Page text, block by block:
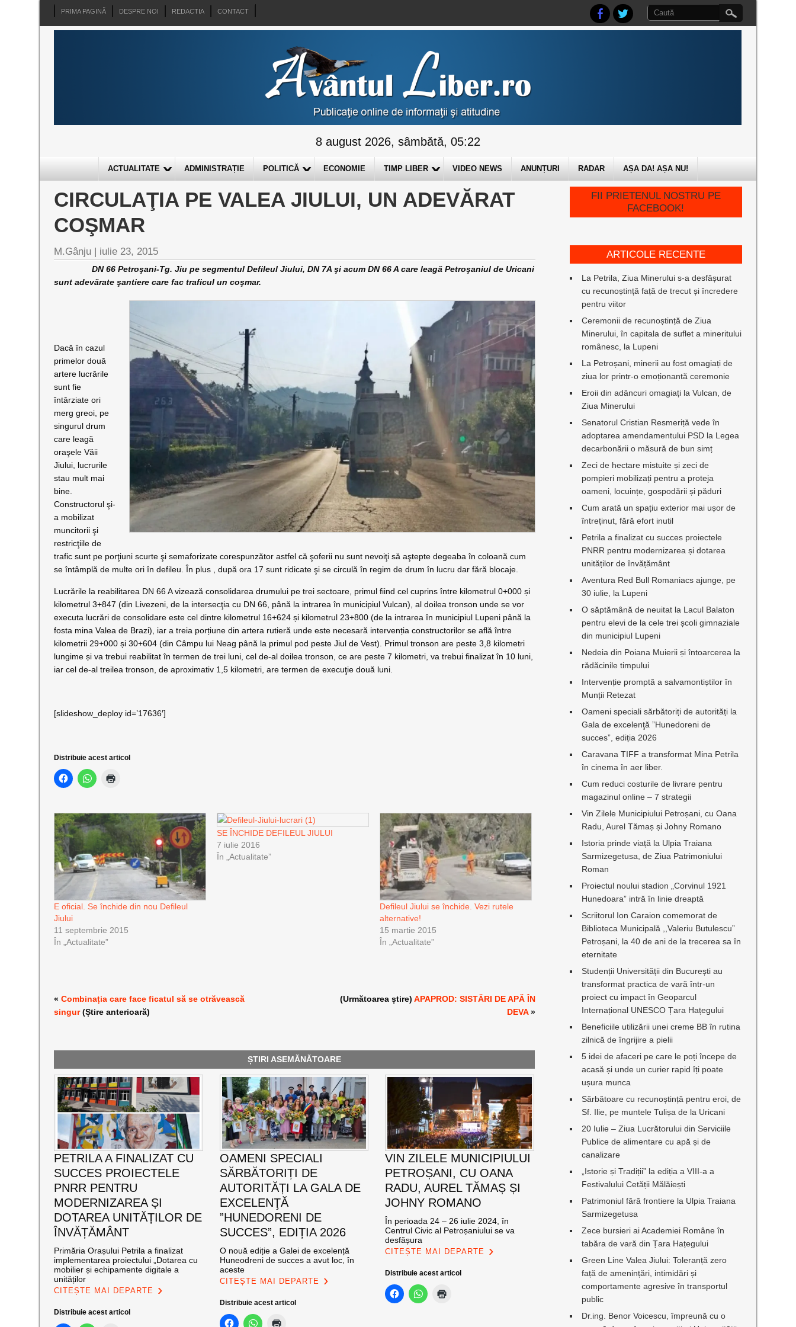
PRIMA PAGINĂ DESPRE NOI REDACTIA CONTACT
8 august 2026, sâmbătă, 05:22
ACTUALITATE ADMINISTRAȚIE POLITICĂ ECONOMIE TIMP LIBER VIDEO NEWS ANUNȚURI RADAR AȘA DA! AȘA NU!
CIRCULAŢIA PE VALEA JIULUI, UN ADEVĂRAT
COŞMAR
M.Gânju | iulie 23, 2015
DN 66 Petroşani-Tg. Jiu pe segmentul Defileul Jiului, DN 7A şi acum DN 66 A care leagă Petroşaniul de Uricani
sunt adevărate şantiere care fac traficul un coşmar.
Dacă în cazul
primelor două
artere lucrările
sunt fie
întârziate ori
merg greoi, pe
singurul drum
care leagă
oraşele Văii
Jiului, lucrurile
stau mult mai
bine.
Constructorul şi-
a mobilizat
muncitorii şi
restricţiile de
trafic sunt pe porţiuni scurte şi semaforizate corespunzător astfel că şoferii nu sunt nevoiţi să aştepte degeaba în coloană cum
se întâmplă de multe ori în defileu. În plus , după ora 17 sunt ridicate şi se circulă în regim de drum în lucru dar fără blocaje.
Lucrările la reabilitarea DN 66 A vizează consolidarea drumului pe trei sectoare, primul fiind cel cuprins între kilometrul 0+000 și
kilometrul 3+847 (din Livezeni, de la intersecţia cu DN 66, până la intrarea în municipiul Vulcan), al doilea tronson unde se vor
executa lucrări de consolidare este cel dintre kilometrul 16+624 și kilometrul 23+800 (de la intrarea în municipiul Lupeni până la
fosta mina Valea de Brazi), iar a treia porțiune din artera rutieră unde este necesară intervenția constructorilor se află între
kilometrii 29+000 și 30+604 (din Câmpu lui Neag până la primul pod peste Jiul de Vest). Primul tronson are peste 3,8 kilometri
lungime și va trebui reabilitat în termen de trei luni, cel de-al doilea tronson, ce are peste 7 kilometri, va trebui finalizat în 10 luni,
iar cel de-al treilea tronson, de aproximativ 1,5 kilometri, are termen de execuţie două luni.
[slideshow_deploy id=’17636′]
Distribuie acest articol
E oficial. Se închide din nou Defileul
Jiului
11 septembrie 2015
În „Actualitate”
SE ÎNCHIDE DEFILEUL JIULUI
7 iulie 2016
În „Actualitate”
Defileul Jiului se închide. Vezi rutele
alternative!
15 martie 2015
În „Actualitate”
«Combinația care face ficatul să se otrăvească
singur(Știre anterioară)
(Următoarea știre)APAPROD: SISTĂRI DE APĂ ÎN
DEVA»
ȘTIRI ASEMĂNĂTOARE
PETRILA A FINALIZAT CU
SUCCES PROIECTELE
PNRR PENTRU
MODERNIZAREA ȘI
DOTAREA UNITĂȚILOR DE
ÎNVĂȚĂMÂNT
Primăria Orașului Petrila a finalizat
implementarea proiectului „Dotarea cu
mobilier și echipamente digitale a
unităților
CITEȘTE MAI DEPARTE
Distribuie acest articol
OAMENI SPECIALI
SĂRBĂTORIȚI DE
AUTORITĂȚI LA GALA DE
EXCELENŢĂ
”HUNEDORENI DE
SUCCES”, EDIȚIA 2026
O nouă ediție a Galei de excelență
Huneodreni de succes a avut loc, în
aceste
CITEȘTE MAI DEPARTE
Distribuie acest articol
VIN ZILELE MUNICIPIULUI
PETROȘANI, CU OANA
RADU, AUREL TĂMAȘ ȘI
JOHNY ROMANO
În perioada 24 – 26 iulie 2024, în
Centrul Civic al Petroșaniului se va
desfășura
CITEȘTE MAI DEPARTE
Distribuie acest articol
FII PRIETENUL NOSTRU PE
FACEBOOK!
ARTICOLE RECENTE
La Petrila, Ziua Minerului s-a desfășurat
cu recunoștință față de trecut și încredere
pentru viitor
Ceremonii de recunoștință de Ziua
Minerului, în capitala de suflet a mineritului
românesc, la Lupeni
La Petroșani, minerii au fost omagiați de
ziua lor printr-o emoționantă ceremonie
Eroii din adâncuri omagiați la Vulcan, de
Ziua Minerului
Senatorul Cristian Resmeriță vede în
adoptarea amendamentului PSD la Legea
decarbonării o măsură de bun simț
Zeci de hectare mistuite și zeci de
pompieri mobilizați pentru a proteja
oameni, locuințe, gospodării și păduri
Cum arată un spațiu exterior mai ușor de
întreținut, fără efort inutil
Petrila a finalizat cu succes proiectele
PNRR pentru modernizarea și dotarea
unităților de învățământ
Aventura Red Bull Romaniacs ajunge, pe
30 iulie, la Lupeni
O săptămână de neuitat la Lacul Balaton
pentru elevi de la cele trei școli gimnaziale
din municipiul Lupeni
Nedeia din Poiana Muierii și întoarcerea la
rădăcinile timpului
Intervenție promptă a salvamontiștilor în
Munții Retezat
Oameni speciali sărbătoriți de autorități la
Gala de excelenţă ”Hunedoreni de
succes”, ediția 2026
Caravana TIFF a transformat Mina Petrila
în cinema în aer liber.
Cum reduci costurile de livrare pentru
magazinul online – 7 strategii
Vin Zilele Municipiului Petroșani, cu Oana
Radu, Aurel Tămaș și Johny Romano
Istoria prinde viață la Ulpia Traiana
Sarmizegetusa, de Ziua Patrimoniului
Roman
Proiectul noului stadion „Corvinul 1921
Hunedoara” intră în linie dreaptă
Scriitorul Ion Caraion comemorat de
Biblioteca Municipală ,,Valeriu Butulescu”
Petroșani, la 40 de ani de la trecerea sa în
eternitate
Studenții Universității din București au
transformat practica de vară într-un
proiect cu impact în Geoparcul
Internațional UNESCO Țara Hațegului
Beneficiile utilizării unei creme BB în rutina
zilnică de îngrijire a pielii
5 idei de afaceri pe care le poți începe de
acasă și unde un curier rapid îți poate
ușura munca
Sărbătoare cu recunoștință pentru eroi, de
Sf. Ilie, pe muntele Tulișa de la Uricani
20 Iulie – Ziua Lucrătorului din Serviciile
Publice de alimentare cu apă și de
canalizare
„Istorie și Tradiții” la ediția a VIII-a a
Festivalului Cetății Mălăiești
Patrimoniul fără frontiere la Ulpia Traiana
Sarmizegetusa
Zece bursieri ai Academiei Române în
tabăra de vară din Țara Hațegului
Green Line Valea Jiului: Toleranță zero
față de amenințări, intimidări și
comportamente agresive în transportul
public
Dr.ing. Benor Voicescu, împreună cu o